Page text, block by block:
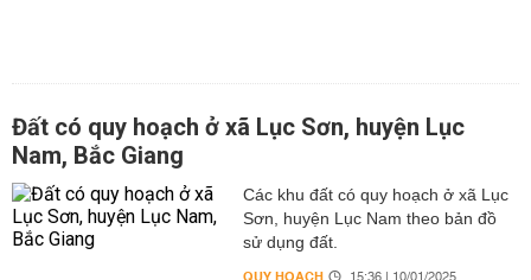
Đất có quy hoạch ở xã Lục Sơn, huyện Lục
Nam, Bắc Giang
Các khu đất có quy hoạch ở xã Lục
Sơn, huyện Lục Nam theo bản đồ
sử dụng đất.